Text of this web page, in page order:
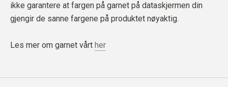
ikke garantere at fargen på garnet på dataskjermen din
gjengir de sanne fargene på produktet nøyaktig.
Les mer om garnet vårt her